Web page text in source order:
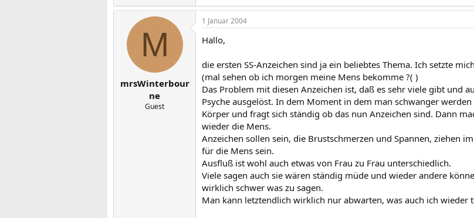
M
mrsWinterbour
ne
Guest
1 Januar 2004
Hallo,
die ersten SS-Anzeichen sind ja ein beliebtes Thema. Ich setzte
(mal sehen ob ich morgen meine Mens bekomme ?( )
Das Problem mit diesen Anzeichen ist, daß es sehr viele gibt und
Psyche ausgelöst. In dem Moment in dem man schwanger
Körper und fragt sich ständig ob das nun Anzeichen sind. Dann
wieder die Mens.
Anzeichen sollen sein, die Brustschmerzen und Spannen, ziehen
für die Mens sein.
Ausfluß ist wohl auch etwas von Frau zu Frau unterschiedlich.
Viele sagen auch sie wären ständig müde und wieder andere
wirklich schwer was zu sagen.
Man kann letztendlich wirklich nur abwarten, was auch ich wieder